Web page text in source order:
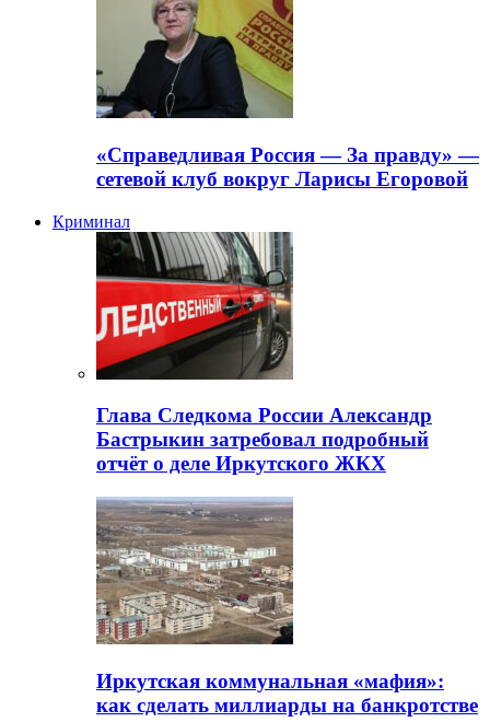
«Справедливая Россия — За правду» —
сетевой клуб вокруг Ларисы Егоровой
Криминал
Глава Следкома России Александр
Бастрыкин затребовал подробный
отчёт о деле Иркутского ЖКХ
Иркутская коммунальная «мафия»:
как сделать миллиарды на банкротстве